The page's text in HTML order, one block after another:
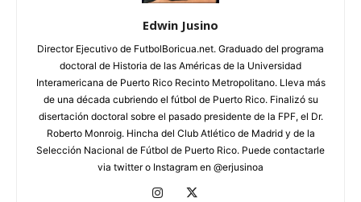
Edwin Jusino
Director Ejecutivo de FutbolBoricua.net. Graduado del programa
doctoral de Historia de las Américas de la Universidad
Interamericana de Puerto Rico Recinto Metropolitano. Lleva más
de una década cubriendo el fútbol de Puerto Rico. Finalizó su
disertación doctoral sobre el pasado presidente de la FPF, el Dr.
Roberto Monroig. Hincha del Club Atlético de Madrid y de la
Selección Nacional de Fútbol de Puerto Rico. Puede contactarle
via twitter o Instagram en @erjusinoa